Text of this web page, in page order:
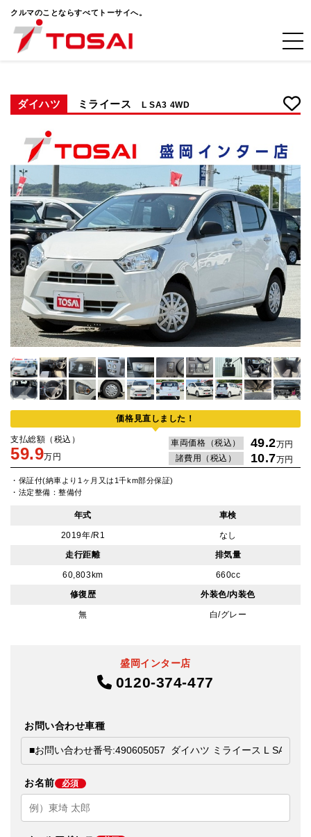
クルマのことならすべてトーサイへ。
ダイハツ ミライース L SA3 4WD
価格見直しました！
支払総額（税込）
59.9万円
車両価格（税込） 49.2万円
諸費用（税込）
10.7万円
・保証付(納車より1ヶ月又は1千km部分保証)
・法定整備：整備付
年式 車検
2019年/R1
なし
走行距離
排気量
60,803km
660cc
修復歴
外装色/内装色
無 白/グレー
盛岡インター店
0120-374-477
お問い合わせ車種
お名前 必須